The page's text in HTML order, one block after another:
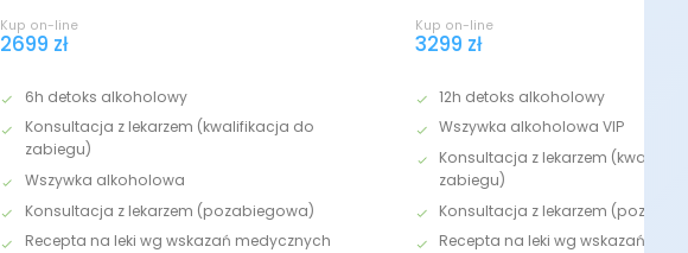
Kup on-line
2699 zł
6h detoks alkoholowy
Konsultacja z lekarzem (kwalifikacja do
zabiegu)
Wszywka alkoholowa
Konsultacja z lekarzem (pozabiegowa)
Recepta na leki wg wskazań medycznych
Kup on-line
3299 zł
12h detoks alkoholowy
Wszywka alkoholowa VIP
Konsultacja z lekarzem
zabiegu)
Konsultacja z lekarzem
Recepta na leki wg wskazań